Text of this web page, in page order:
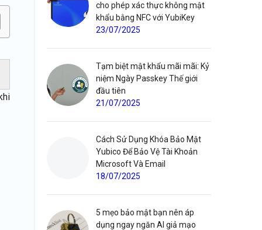
cho phép xác thực không mật
khẩu bằng NFC với YubiKey
23/07/2025
Tạm biệt mật khẩu mãi mãi: Kỷ
niệm Ngày Passkey Thế giới
đầu tiên
21/07/2025
Cách Sử Dụng Khóa Bảo Mật
Yubico Để Bảo Vệ Tài Khoản
Microsoft Và Email
18/07/2025
5 mẹo bảo mật bạn nên áp
dụng ngay ngăn AI giả mạo